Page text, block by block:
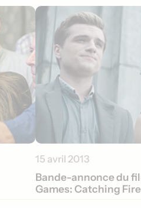
15 avril 2013
Bande-annonce du
Games: Catching Fire